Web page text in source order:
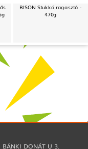
BISON Stukkó ragasztó -
470g
BÁNKI DONÁT U 3.